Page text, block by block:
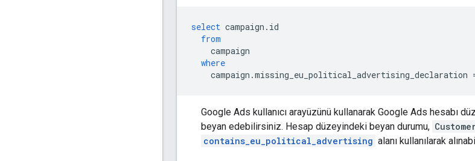
select campaign . id
from
campaign
where
campaign .missing_eu_political_advertising_declaration
Google Ads kullanıcı arayüzünü kullanarak Google Ads hesabı
beyan edebilirsiniz. Hesap düzeyindeki beyan durumu,
contains_eu_political_advertising alanı kullanılarak